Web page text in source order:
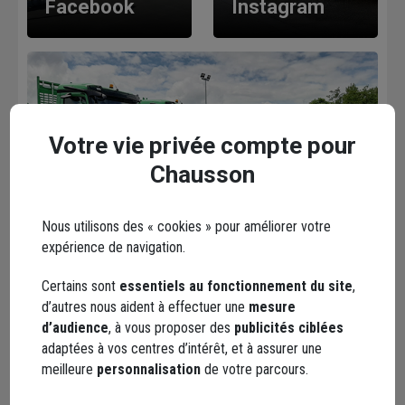
Facebook Instagram
YouTube
Les avis
Loading...
Votre vie privée compte pour
Chausson
Nous utilisons des « cookies » pour améliorer votre
expérience de navigation.
Certains sont essentiels au fonctionnement du site,
d’autres nous aident à effectuer une mesure
d’audience, à vous proposer des publicités ciblées
adaptées à vos centres d’intérêt, et à assurer une
meilleure personnalisation de votre parcours.